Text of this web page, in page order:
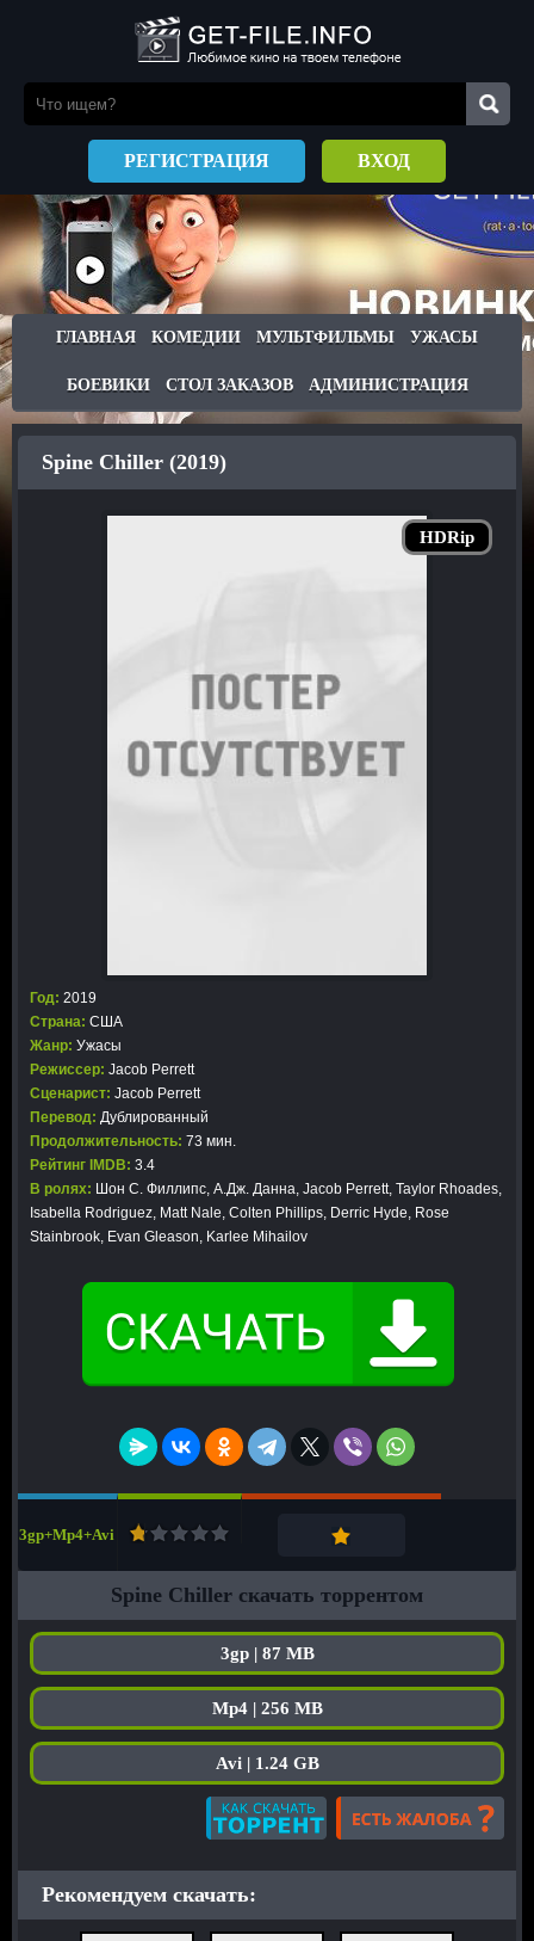
РЕГИСТРАЦИЯ ВХОД
ГЛАВНАЯ КОМЕДИИ МУЛЬТФИЛЬМЫ УЖАСЫ
БОЕВИКИ СТОЛ ЗАКАЗОВ АДМИНИСТРАЦИЯ
HDRip
Spine Chiller (2019)
Год: 2019
Страна: США
Жанр: Ужасы
Режиссер: Jacob Perrett
Сценарист: Jacob Perrett
Перевод: Дублированный
Продолжительность: 73 мин.
Рейтинг IMDB: 3.4
В ролях: Шон С. Филлипс, А.Дж. Данна, Jacob Perrett, Taylor Rhoades,
Isabella Rodriguez, Matt Nale, Colten Phillips, Derric Hyde, Rose
Stainbrook, Evan Gleason, Karlee Mihailov
3gp+Mp4+Avi
Spine Chiller скачать торрентом
3gp | 87 MB
Mp4 | 256 MB
Avi | 1.24 GB
Рекомендуем скачать: